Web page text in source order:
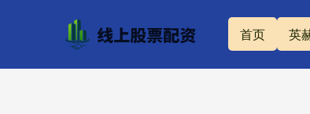
首页 英